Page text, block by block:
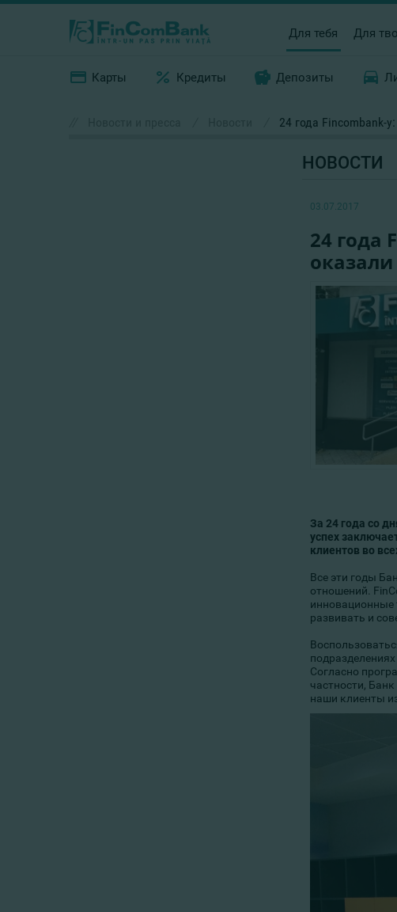
Для тебя Для
Карты Кредиты Депозиты
24 года Fincombank-
НОВОСТИ
03.07.2017
24 года
За 24 года со
успех
клиентов во
Все эти годы
отношений.
инновационные
развивать и
Согласно
частности,
наши клиенты